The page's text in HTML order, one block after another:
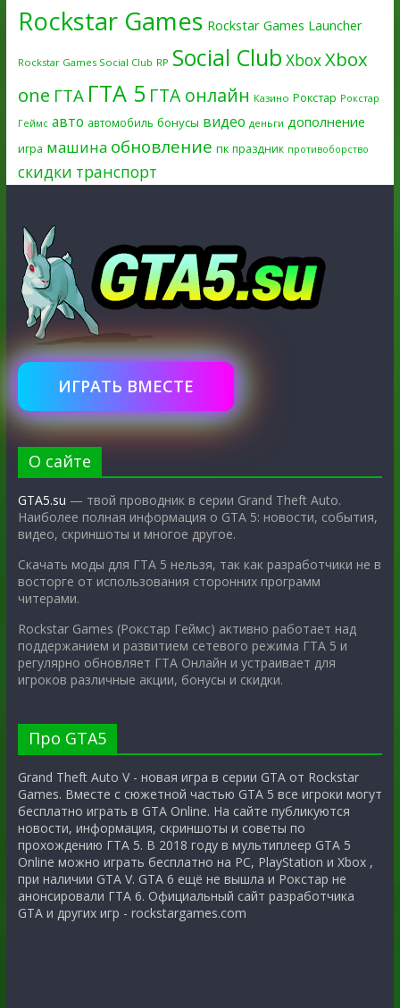
Rockstar Games Rockstar Games Launcher
Rockstar Games Social Club RP Social Club XboxXbox
one ГТА ГТА 5 ГТА онлайн Казино Рокстар Рокстар
Геймс авто автомобиль бонусы видео деньги дополнение
игра машина обновление пк праздник противоборство
скидки транспорт
ИГРАТЬ ВМЕСТЕ
О сайте
GTA5.su — твой проводник в серии Grand Theft Auto.
Наиболее полная информация о GTA 5: новости, события,
видео, скриншоты и многое другое.
Скачать моды для ГТА 5 нельзя, так как разработчики не в
восторге от использования сторонних программ
читерами.
Rockstar Games (Рокстар Геймс) активно работает над
поддержанием и развитием сетевого режима ГТА 5 и
регулярно обновляет ГТА Онлайн и устраивает для
игроков различные акции, бонусы и скидки.
Про GTA5
Grand Theft Auto V - новая игра в серии GTA от Rockstar
Games. Вместе с сюжетной частью GTA 5 все игроки могут
бесплатно играть в GTA Online. На сайте публикуются
новости, информация, скриншоты и советы по
прохождению ГТА 5. В 2018 году в мультиплеер GTA 5
Online можно играть бесплатно на PC, PlayStation и Xbox ,
при наличии GTA V. GTA 6 ещё не вышла и Рокстар не
анонсировали ГТА 6. Официальный сайт разработчика
GTA и других игр - rockstargames.com